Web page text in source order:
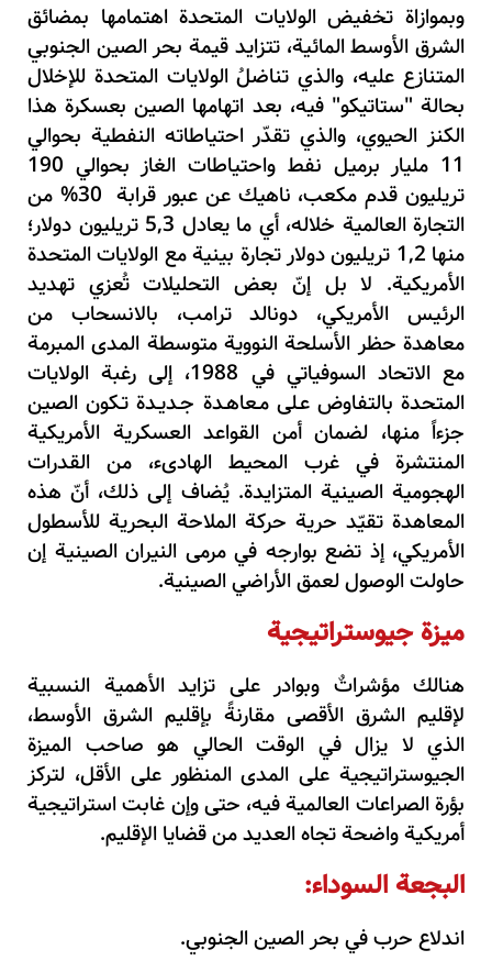
وبموازاة تخفيض الولايات المتحدة اهتمامها بمضائق
الشرق الأوسط المائية، تتزايد قيمة بحر الصين الجنوبي
المتنازع عليه، والذي تناضلُ الولايات المتحدة للإخلال
بحالة "ستاتيكو" فيه، بعد اتهامها الصين بعسكرة هذا
الكنز الحيوي، والذي تقدّر احتياطاته النفطية بحوالي
11 مليار برميل نفط واحتياطات الغاز بحوالي 190
تريليون قدم مكعب، ناهيك عن عبور قرابة 30% من
التجارة العالمية خلاله، أي ما يعادل 5,3 تريليون دولار؛
منها 1,2 تريليون دولار تجارة بينية مع الولايات المتحدة
الأمريكية. لا بل إنّ بعض التحليلات تُعزي تهديد
الرئيس الأمريكي، دونالد ترامب، بالانسحاب من
معاهدة حظر الأسلحة النووية متوسطة المدى المبرمة
مع الاتحاد السوفياتي في 1988، إلى رغبة الولايات
المتحدة بالتفاوض عـلى مـعاهـدة جـديـدة تـكون الصين
جزءاً منها، لضمان أمن القواعد العسكرية الأمريكية
المنتشرة في غرب المحيط الهادىء، من القدرات
الهجومية الصينية المتزايدة.يُضاف إلى ذلك، أنّ هذه
المعاهدة تقيّد حرية حركة الملاحة البحرية للأسطول
الأمريكي، إذ تضع بوارجه في مرمى النيران الصينية إن
حاولت الوصول لعمق الأراضي الصينية.
ميزة جيوستراتيجية
هنالك مؤشراتٌ وبوادر على تزايد الأهمية النسبية
لإقليم الشرق الأقصى مقارنةً بإقليم الشرق الأوسط،
الذي لا يزال في الوقت الحالي هو صاحب الميزة
الجيوستراتيجية على المدى المنظور على الأقل، لتركز
بؤرة الصراعات العالمية فيه، حتى وإن غابت استراتيجية
أمريكية واضحة تجاه العديد من قضايا الإقليم.
البجعة السوداء:
اندلاع حرب في بحر الصين الجنوبي.